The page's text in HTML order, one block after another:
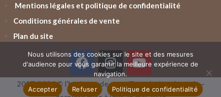
Mentions légales et politique de confidentialité
Conditions générales de vente
Plan du site
2017-2026 © l’horloger de vern. Tous droits réservés –
Nous utilisons des cookies sur le site et des mesures
d'audience pour vous garantir la meilleure expérience de
navigation.
Accepter
Refuser Politique de confidentialité